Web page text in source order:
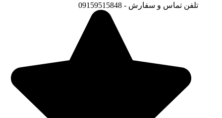
تلفن تماس و سفارش - 09159515848